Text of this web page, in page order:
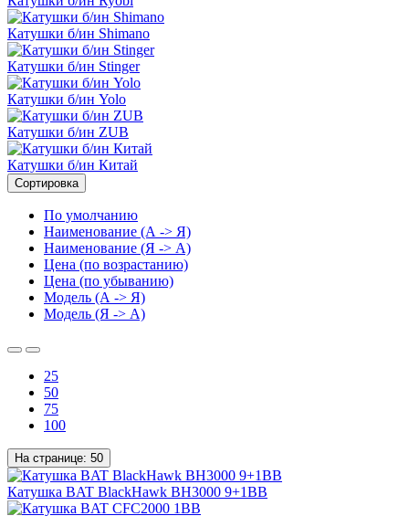
Катушки б/ин Shimano
Катушки б/ин Stinger
Катушки б/ин Yolo
Катушки б/ин ZUB
Катушки б/ин Китай
Сортировка
По умолчанию
Наименование (А -> Я)
Наименование (Я -> А)
Цена (по возрастанию)
Цена (по убыванию)
Модель (А -> Я)
Модель (Я -> А)
25
50
75
100
На странице: 50
Катушка BAT BlackHawk BH3000 9+1BB